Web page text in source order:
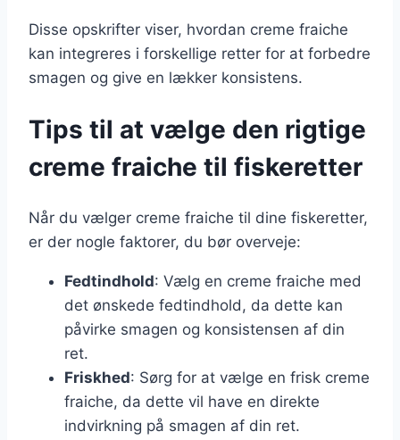
Disse opskrifter viser, hvordan creme fraiche
kan integreres i forskellige retter for at forbedre
smagen og give en lækker konsistens.
Tips til at vælge den rigtige
creme fraiche til fiskeretter
Når du vælger creme fraiche til dine fiskeretter,
er der nogle faktorer, du bør overveje:
Fedtindhold: Vælg en creme fraiche med
det ønskede fedtindhold, da dette kan
påvirke smagen og konsistensen af din
ret.
Friskhed: Sørg for at vælge en frisk creme
fraiche, da dette vil have en direkte
indvirkning på smagen af din ret.